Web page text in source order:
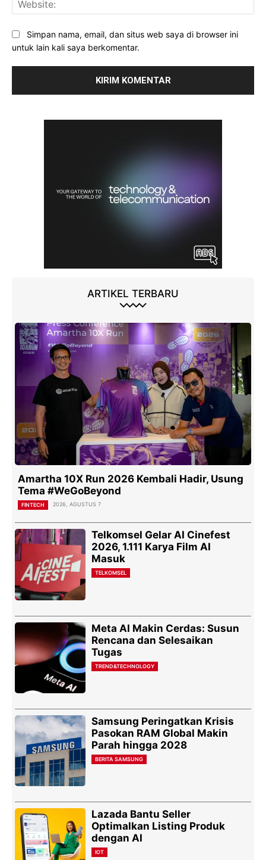
Simpan nama, email, dan situs web saya di browser ini
untuk lain kali saya berkomentar.
ARTIKEL TERBARU
Amartha 10X Run 2026 Kembali Hadir, Usung
Tema #WeGoBeyond
FINTECH 2026, AGUSTUS 7
Telkomsel Gelar AI Cinefest
2026, 1.111 Karya Film AI
Masuk
TELKOMSEL
Meta AI Makin Cerdas: Susun
Rencana dan Selesaikan
Tugas
TREND&TECHNOLOGY
Samsung Peringatkan Krisis
Pasokan RAM Global Makin
Parah hingga 2028
BERITA SAMSUNG
Lazada Bantu Seller
Optimalkan Listing Produk
dengan AI
IOT